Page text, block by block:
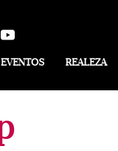
EVENTOS REALEZA